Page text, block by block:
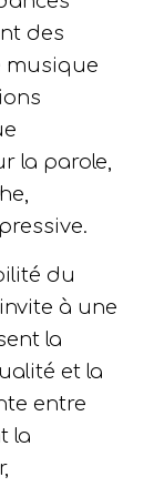
des
musique
la parole,
du
à une
la
et la
entre
la